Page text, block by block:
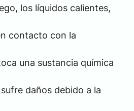
los líquidos calientes,
contacto con la
una sustancia química
daños debido a la